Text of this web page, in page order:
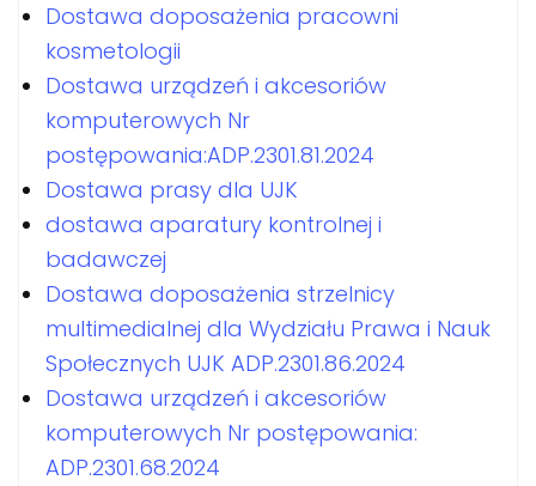
Dostawa doposażenia pracowni
kosmetologii
Dostawa urządzeń i akcesoriów
komputerowych Nr
postępowania:ADP.2301.81.2024
Dostawa prasy dla UJK
dostawa aparatury kontrolnej i
badawczej
Dostawa doposażenia strzelnicy
multimedialnej dla Wydziału Prawa i Nauk
Społecznych UJK ADP.2301.86.2024
Dostawa urządzeń i akcesoriów
komputerowych Nr postępowania:
ADP.2301.68.2024